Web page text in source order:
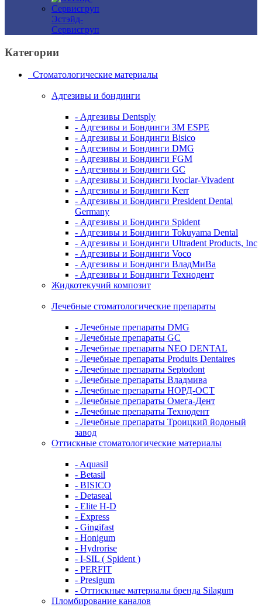
Эстэйд-
Сервисгруп
Категории
Стоматологические материалы
Адгезивы и бондинги
- Адгезивы Dentsply
- Адгезивы и Бондинги 3M ESPE
- Адгезивы и Бондинги Bisico
- Адгезивы и Бондинги DMG
- Адгезивы и Бондинги FGM
- Адгезивы и Бондинги GC
- Адгезивы и Бондинги Ivoclar-Vivadent
- Адгезивы и Бондинги Kerr
- Адгезивы и Бондинги President Dental
Germany
- Адгезивы и Бондинги Spident
- Адгезивы и Бондинги Tokuyama Dental
- Адгезивы и Бондинги Ultradent Products, Inc
- Адгезивы и Бондинги Voco
- Адгезивы и Бондинги ВладМиВа
- Адгезивы и Бондинги Технодент
Жидкотекучий композит
Лечебные стоматологические препараты
- Лечебные препараты DMG
- Лечебные препараты GC
- Лечебные препараты NEO DENTAL
- Лечебные препараты Produits Dentaires
- Лечебные препараты Septodont
- Лечебные препараты Владмива
- Лечебные препараты НОРД-ОСТ
- Лечебные препараты Омега-Дент
- Лечебные препараты Технодент
- Лечебные препараты Троицкий йодоный
завод
Оттискные стоматологические материалы
- Aquasil
- Betasil
- BISICO
- Detaseal
- Elite H-D
- Express
- Gingifast
- Honigum
- Hydrorise
- I-SIL ( Spident )
- PERFIT
- Presigum
- Оттискные материалы бренда Silagum
Пломбирование каналов